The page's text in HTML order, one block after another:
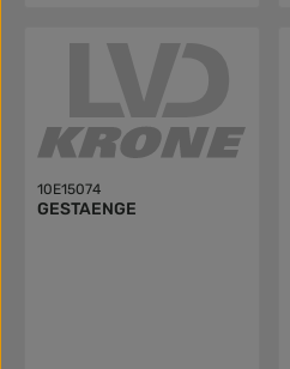
10E15074
GESTAENGE